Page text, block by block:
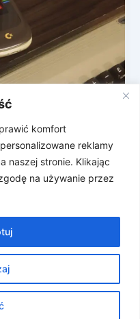
komfort
reklamy
naszej stronie. Klikając
na używanie przez
z klapką i
scrollowania, a
telefon reklamuje
| Obsługiwane przez